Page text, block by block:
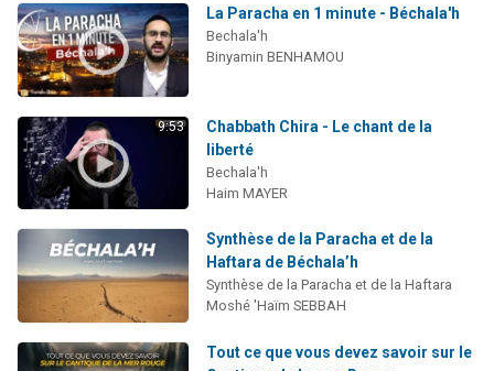
La Paracha en 1 minute - Béchala'h
Bechala'h
Binyamin BENHAMOU
9:53
Chabbath Chira - Le chant de la
liberté
Bechala'h
Haim MAYER
Synthèse de la Paracha et de la
Haftara de Béchala’h
Synthèse de la Paracha et de la Haftara
Moshé 'Haïm SEBBAH
Tout ce que vous devez savoir sur le